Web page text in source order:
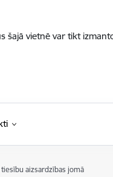
vietnē var tikt
aizsardzības jomā